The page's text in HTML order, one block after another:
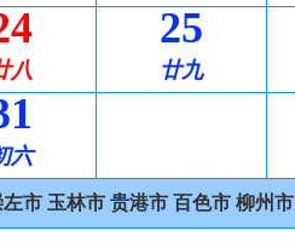
八
25
廿九
六
左市 玉林市 贵港市 百色市 柳州市